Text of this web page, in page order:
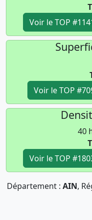
Voir le TOP
Voir le TOP
40
Voir le TOP
Département : AIN,